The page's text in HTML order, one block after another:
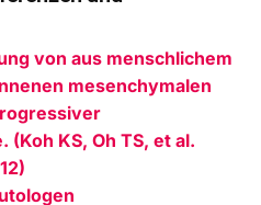
von aus menschlichem
mesenchymalen
(Koh KS, Oh TS, et al.